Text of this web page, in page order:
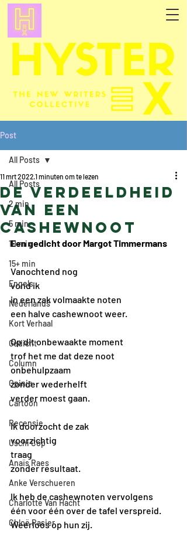
Post
All Posts
2 min
5 min
10 min
15+ min
Engels
Nederlands
Kort Verhaal
Gedicht
Column
Opinie
Cartoon
Recensie
Uschi Cop
Anaïs Raes
Anke Verschueren
Charlotte Van Hacht
Chloë Rasier
All Posts
De verdeeldheid
van een
cashewnoot
11 mrt 2022 1 minuten om te lezen
Een gedicht door Margot Timmermans
Vanochtend nog
vond ik
in een zak volmaakte noten
een halve cashewnoot weer.
Op dit onbewaakte moment
trof het me dat deze noot
onbehulpzaam
zonder wederhelft
verder moest gaan.
Ik doorzocht de zak
voorzichtig
traag
zonder resultaat.
Ik heb de cashewnoten vervolgens
één voor één over de tafel verspreid.
Weerloos op hun zij.